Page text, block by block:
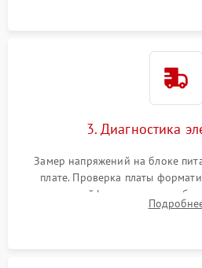
3. Диагностика
Замер напряжений на блоке
плате. Проверка платы
плоских шлейфов сканера и
оптопар (датчиков